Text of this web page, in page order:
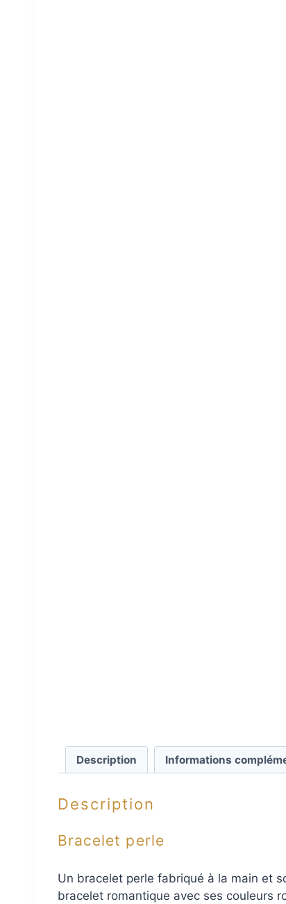
Description Informations
Description
Bracelet perle
Un bracelet perle fabriqué à la main et
bracelet romantique avec ses couleurs